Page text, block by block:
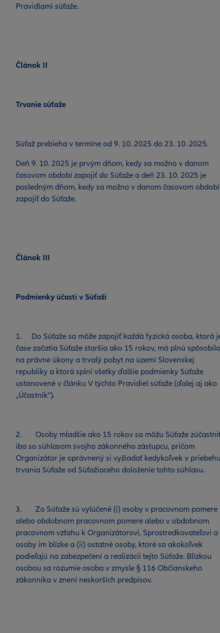
Pravidlami súťaže.
Článok II
Trvanie súťaže
Súťaž prebieha v termíne od 9. 10. 2025 do 23. 10. 2025.
Deň 9. 10. 2025 je prvým dňom, kedy sa možno v danom
časovom období zapojiť do Súťaže a deň 23. 10. 2025 je
posledným dňom, kedy sa možno v danom časovom období
zapojiť do Súťaže.
Článok III
Podmienky účasti v Súťaži
1. Do Súťaže sa môže zapojiť každá fyzická osoba, ktorá
čase začatia Súťaže staršia ako 15 rokov, má plnú
na právne úkony a trvalý pobyt na území Slovenskej
republiky a ktorá splní všetky ďalšie podmienky Súťaže
ustanovené v článku V týchto Pravidiel súťaže (ďalej aj ako
„Účastník“).
2. Osoby mladšie ako 15 rokov sa môžu Súťaže
iba so súhlasom svojho zákonného zástupcu, pričom
Organizátor je oprávnený si vyžiadať kedykoľvek v
trvania Súťaže od Súťažiaceho doloženie tohto súhlasu.
3. Zo Súťaže sú vylúčené (i) osoby v pracovnom pomere
alebo obdobnom pracovnom pomere alebo v obdobnom
pracovnom vzťahu k Organizátorovi, Sprostredkovateľovi a
osoby im blízke a (ii) ostatné osoby, ktoré sa akokoľvek
podieľajú na zabezpečení a realizácii tejto Súťaže. Blízkou
osobou sa rozumie osoba v zmysle § 116 Občianskeho
zákonníka v znení neskorších predpisov.